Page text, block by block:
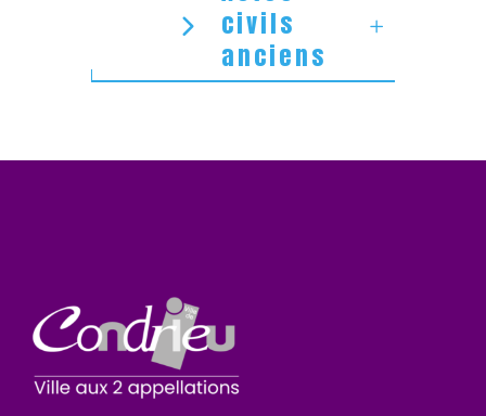
civils
anciens